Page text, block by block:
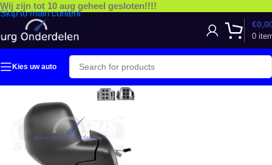
Skip to main content
Wij zijn tot 10 aug geheel gesloten!!!!
0
€
Kies uw auto